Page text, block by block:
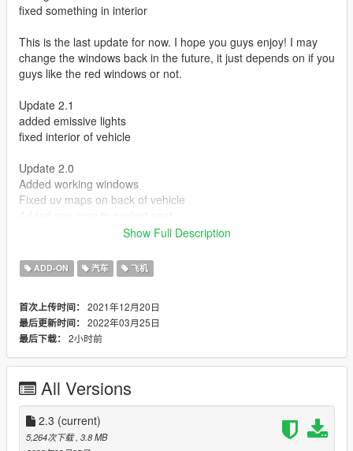
fixed something in interior
This is the last update for now. I hope you guys enjoy! I may
change the windows back in the future, it just depends on if you
guys like the red windows or not.
Update 2.1
added emissive lights
fixed interior of vehicle
Update 2.0
Added working windows
Fixed uv maps on back of vehicle
image!
issues that I am not aware of. I had to make the inside of the
vehicle myself so it is not that detailed. This vehicle is from a
mobile game so the textures are a little pixelated but I added a
env map to make it look a little more realistic. Make sure you
ped. I hope you guys enjoy!
Installation
Go to gta5/mods/update/x64/dlcpacks and put in the
Show Full Description
ADD-ON 汽车 飞机
首次上传时间： 2021年12月20日
最后更新时间： 2022年03月25日
最后下载： 2小时前
All Versions
2.3 (current)
5,264次下载, 3.8 MB